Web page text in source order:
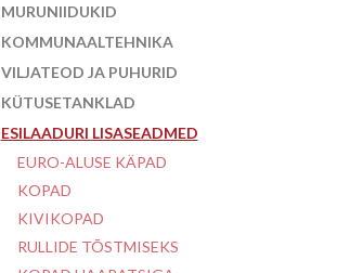
MURUNIIDUKID
KOMMUNAALTEHNIKA
VILJATEOD JA PUHURID
KÜTUSETANKLAD
ESILAADURI LISASEADMED
EURO-ALUSE KÄPAD
KOPAD
KIVIKOPAD
RULLIDE TÕSTMISEKS